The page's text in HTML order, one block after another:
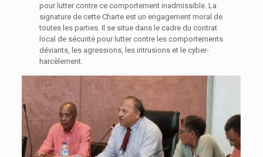
pour lutter contre ce comportement inadmissible. La
signature de cette Charte est un engagement moral de
toutes les parties. Il se situe dans le cadre du contrat
local de sécurité pour lutter contre les comportements
déviants, les agressions, les intrusions et le cyber-
harcèlement.